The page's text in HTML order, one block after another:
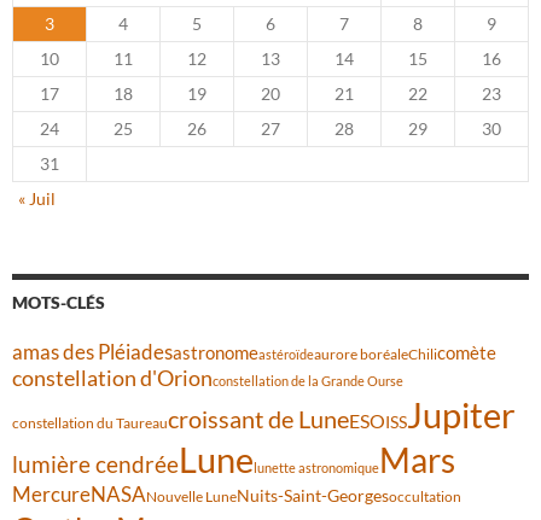
3
4 5 6 7 8
9
10
11 12 13 14 15
16
17
18 19 20 21 22
23
24
25 26 27 28 29
30
31
« Juil
MOTS-CLÉS
amas des Pléiadesastronomeastéroïdeaurore boréaleChilicomète
constellation d'Orionconstellation de la Grande Ourse
constellation du Taureaucroissant de LuneESOISSJupiter
lumière cendréeLune lunette astronomiqueMars
MercureNASANouvelle LuneNuits-Saint-Georgesoccultation